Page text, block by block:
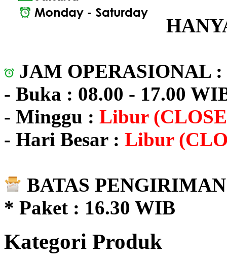
JAM OPERASIONAL :
- Buka : 08.00 - 17.00
- Minggu : Libur
- Hari Besar : Libur
BATAS
* Paket : 16.30 WIB
Kategori Produk